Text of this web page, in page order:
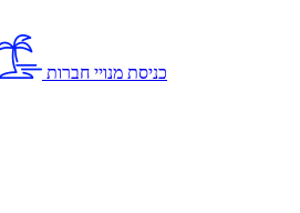
כניסת מנויי חברות